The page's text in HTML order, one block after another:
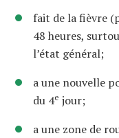
fait de la fièvre
48 heures,
l’état général;
a une nouvelle
du 4e jour;
a une zone de